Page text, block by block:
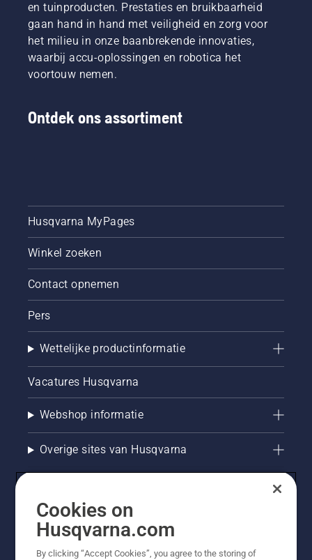
en tuinproducten. Prestaties en bruikbaarheid
gaan hand in hand met veiligheid en zorg voor
het milieu in onze baanbrekende innovaties,
waarbij accu-oplossingen en robotica het
voortouw nemen.
Ontdek ons assortiment
Husqvarna MyPages
Winkel zoeken
Contact opnemen
Pers
Wettelijke productinformatie
Vacatures Husqvarna
Webshop informatie
Overige sites van Husqvarna
Cookies on
Husqvarna.com
By clicking “Accept Cookies”, you agree to the storing of